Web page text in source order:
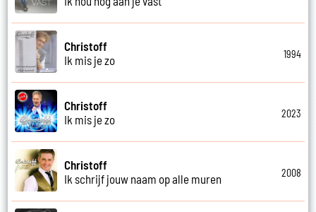
Christoff
Ik mis je zo
1994
Christoff
Ik mis je zo
2023
Christoff
Ik schrijf jouw naam op alle muren
2008